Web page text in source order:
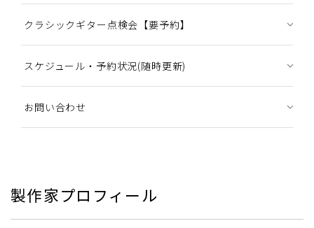
クラシックギター点検会【要予約】
スケジュール・予約状況(随時更新)
お問い合わせ
製作家プロフィール